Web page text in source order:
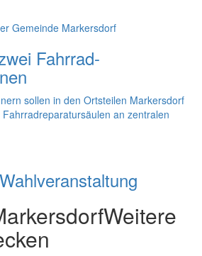
Gemeinde Markersdorf
Fahrrad-
sollen in den Ortsteilen Markersdorf
an zentralen
Weitere